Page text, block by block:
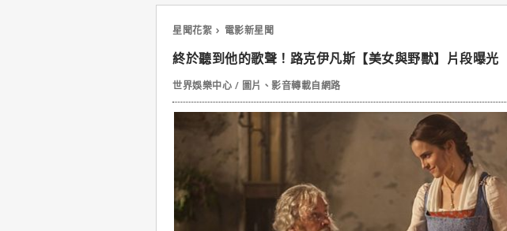
星聞花絮 電影新星聞
終於聽到他的歌聲！路克伊凡斯【美女與野獸】片段曝光
世界娛樂中心 / 圖片、影音轉載自網路